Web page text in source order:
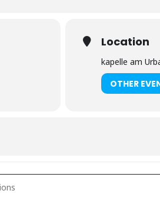
Location
kapelle am
OTHER